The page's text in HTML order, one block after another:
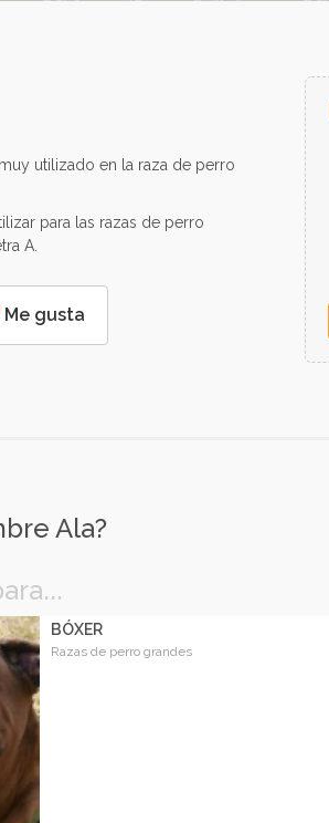
muy utilizado en la raza de perro
para las razas de perro
A.
Me gusta
Ala?
BÓXER
Razas de perro grandes